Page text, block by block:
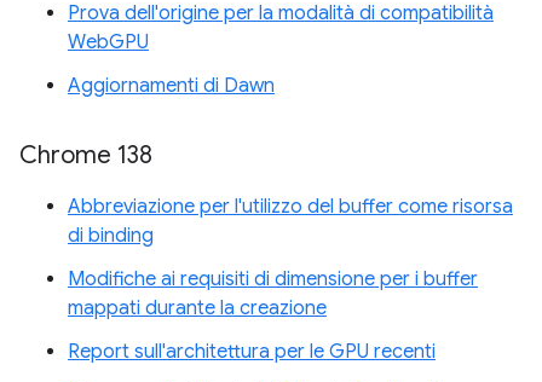
Prova dell'origine per la modalità di compatibilità
WebGPU
Aggiornamenti di Dawn
Chrome 138
Abbreviazione per l'utilizzo del buffer come risorsa
di binding
Modifiche ai requisiti di dimensione per i buffer
mappati durante la creazione
Report sull'architettura per le GPU recenti